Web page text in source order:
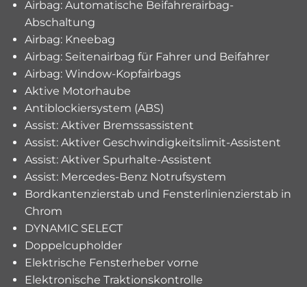
Airbag: Automatische Beifahrerairbag-
Abschaltung
Airbag: Kneebag
Airbag: Seitenairbag für Fahrer und Beifahrer
Airbag: Window-Kopfairbags
Aktive Motorhaube
Antiblockiersystem (ABS)
Assist: Aktiver Bremssassistent
Assist: Aktiver Geschwindigkeitslimit-Assistent
Assist: Aktiver Spurhalte-Assistent
Assist: Mercedes-Benz Notrufsystem
Bordkantenzierstab und Fensterlinienzierstab in
Chrom
DYNAMIC SELECT
Doppelcupholder
Elektrische Fensterheber vorne
Elektronische Traktionskontrolle